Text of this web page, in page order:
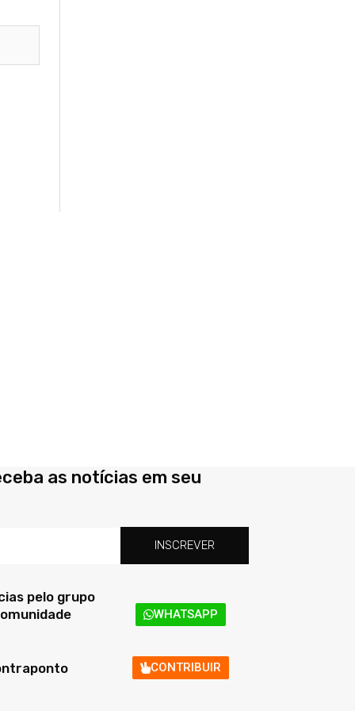
as notícias em seu
INSCREVER
pelo grupo
WHATSAPP
CONTRIBUIR